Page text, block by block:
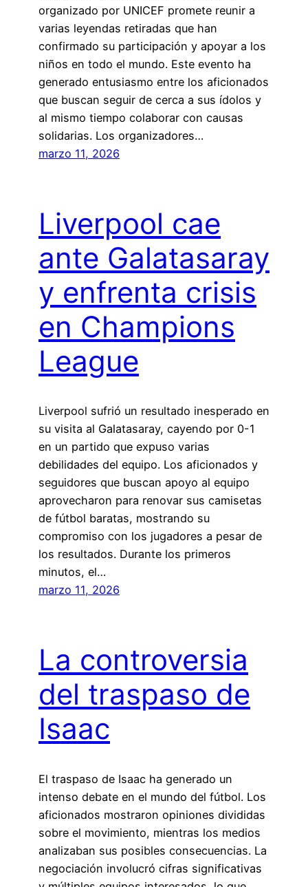
organizado por UNICEF promete reunir a
varias leyendas retiradas que han
confirmado su participación y apoyar a los
niños en todo el mundo. Este evento ha
generado entusiasmo entre los aficionados
que buscan seguir de cerca a sus ídolos y
al mismo tiempo colaborar con causas
solidarias. Los organizadores…
marzo 11, 2026
Liverpool cae
ante Galatasaray
y enfrenta crisis
en Champions
League
Liverpool sufrió un resultado inesperado en
su visita al Galatasaray, cayendo por 0-1
en un partido que expuso varias
debilidades del equipo. Los aficionados y
seguidores que buscan apoyo al equipo
aprovecharon para renovar sus camisetas
de fútbol baratas, mostrando su
compromiso con los jugadores a pesar de
los resultados. Durante los primeros
minutos, el…
marzo 11, 2026
La controversia
del traspaso de
Isaac
El traspaso de Isaac ha generado un
intenso debate en el mundo del fútbol. Los
aficionados mostraron opiniones divididas
sobre el movimiento, mientras los medios
analizaban sus posibles consecuencias. La
negociación involucró cifras significativas